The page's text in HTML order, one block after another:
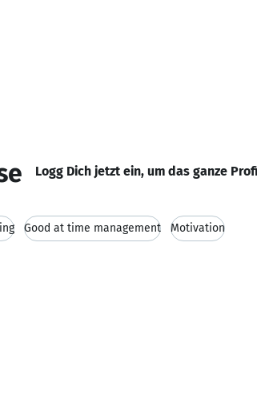
Logg Dich jetzt ein, um das ganze
Good at time management Motivation